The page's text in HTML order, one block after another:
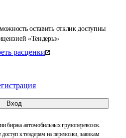
оставить отклик доступны
«Тендеры»
расценки
Вход
биржа автомобильных грузоперевозок.
доступ к тендерам на перевозки, заявкам